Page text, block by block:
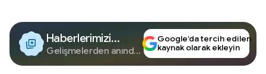
Haberlerimizi
Google'da Takip
Edin
Gelişmelerden anında
Google’da tercih edilen
kaynak olarak ekleyin